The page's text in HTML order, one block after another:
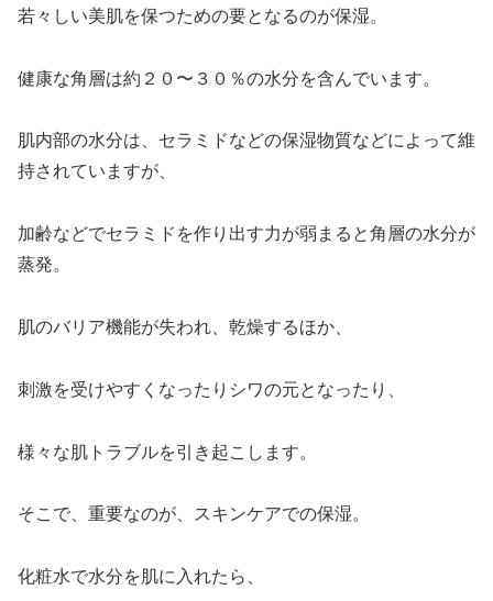
若々しい美肌を保つための要となるのが保湿。
健康な角層は約２０〜３０％の水分を含んでいます。
肌内部の水分は、セラミドなどの保湿物質などによって維
持されていますが、
加齢などでセラミドを作り出す力が弱まると角層の水分が
蒸発。
肌のバリア機能が失われ、乾燥するほか、
刺激を受けやすくなったりシワの元となったり、
様々な肌トラブルを引き起こします。
そこで、重要なのが、スキンケアでの保湿。
化粧水で水分を肌に入れたら、